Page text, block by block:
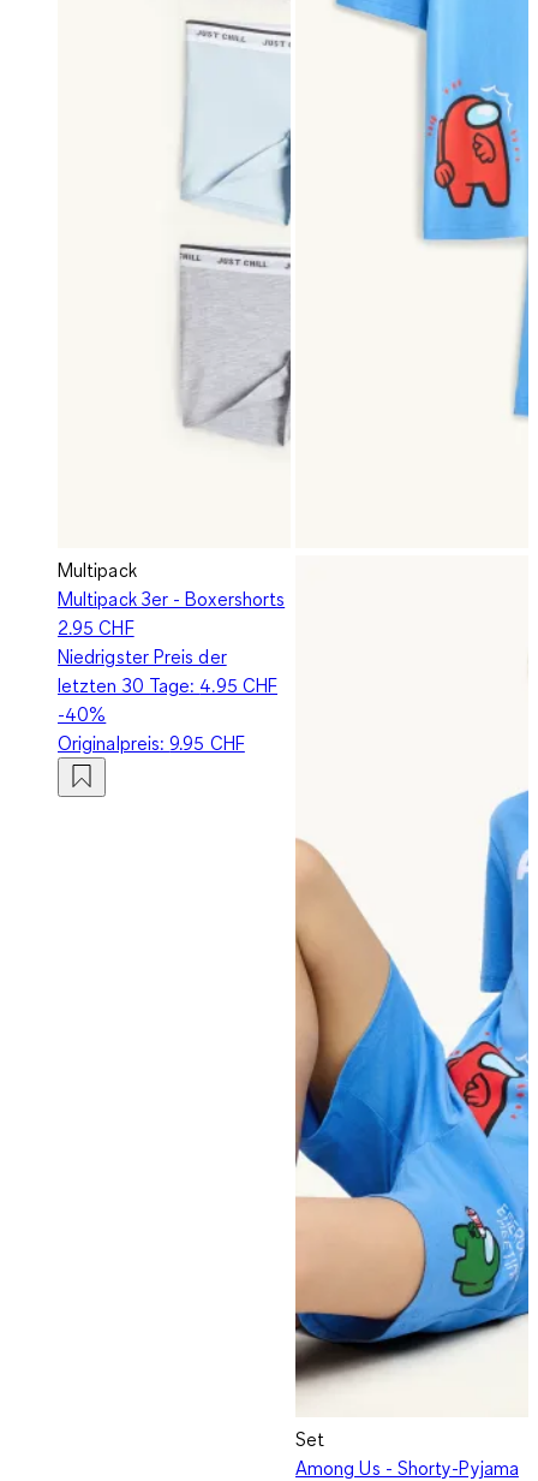
Multipack
Multipack 3er - Boxershorts
2.95 CHF
Niedrigster Preis der
letzten 30 Tage: 4.95 CHF
-40%
Originalpreis:9.95 CHF
Set
Among Us - Shorty-Pyjama